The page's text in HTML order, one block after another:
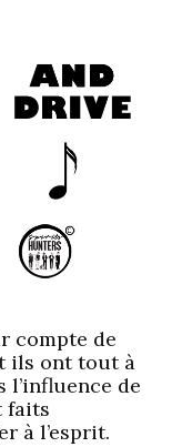
compte de
ils ont tout à
de
faits
à l’esprit.